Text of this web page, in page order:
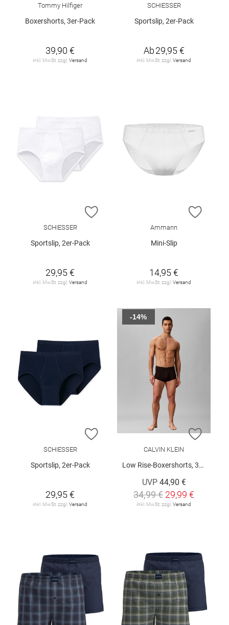
Tommy Hilfiger
Boxershorts, 3er-Pack
39,90 €
inkl. MwSt. zzgl. Versand
SCHIESSER
Sportslip, 2er-Pack
Ab29,95 €
inkl. MwSt. zzgl. Versand
ZUR WUNSCHLISTE HINZUFÜGEN
SCHIESSER
Sportslip, 2er-Pack
29,95 €
inkl. MwSt. zzgl. Versand
ZUR
Ammann
Mini-Slip
14,95 €
inkl. MwSt. zzgl. Versand
ZUR WUNSCHLISTE HINZUFÜGEN
SCHIESSER
Sportslip, 2er-Pack
29,95 €
inkl. MwSt. zzgl. Versand
ZUR
CALVIN KLEIN
Low Rise-Boxershorts, 3er-Pack
UVP 44,90 €
34,99 € 29,99 €
inkl. MwSt. zzgl. Versand
-14%